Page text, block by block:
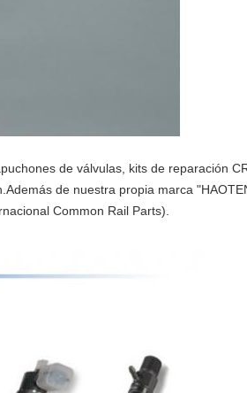
de válvulas, kits de reparación
de nuestra propia marca
Common Rail Parts).